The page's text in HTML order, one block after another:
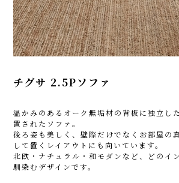
チグサ 2.5Pソファ
温かみのあるオーク無垢材の背板に独立し
置されたソファ。
後ろ姿も美しく、壁際だけでなくお部屋の
して置くレイアウトにも向いています。
北欧・ナチュラル・和モダンなど、どのイ
馴染むデザインです。